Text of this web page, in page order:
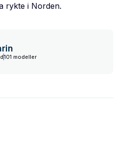
rykte i Norden.
101 modeller